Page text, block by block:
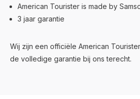
American Tourister is made by
3 jaar garantie
Wij zijn een officiële American
de volledige garantie bij ons terecht.